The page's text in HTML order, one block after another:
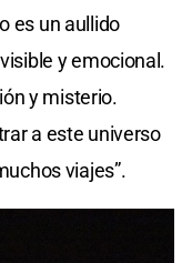
es un aullido
y emocional.
y misterio.
a este universo
viajes”.